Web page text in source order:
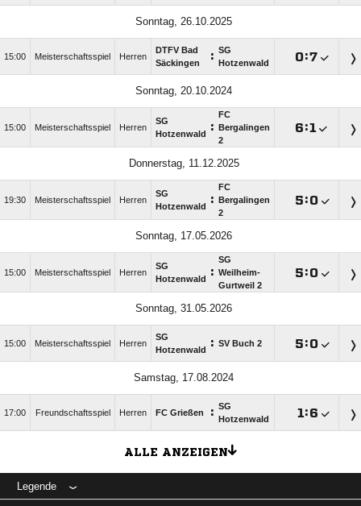
Sonntag, 26.10.2025
15:00 Meisterschaftsspiel Herren
DTFV Bad
Säckingen
: SG
Hotzenwald
:
Sonntag, 20.10.2024
15:00 Meisterschaftsspiel Herren
SG
Hotzenwald
:
FC
Bergalingen
2
:
Donnerstag, 11.12.2025
19:30 Meisterschaftsspiel Herren
SG
Hotzenwald
:
FC
Bergalingen
2
:
Sonntag, 17.05.2026
15:00 Meisterschaftsspiel Herren
SG
Hotzenwald
:
SG
Weilheim-
Gurtweil 2
:
Sonntag, 31.05.2026
15:00 Meisterschaftsspiel Herren
SG
Hotzenwald
: SV Buch 2 :
Samstag, 17.08.2024
17:00 Freundschaftsspiel Herren FC Grießen : SG
Hotzenwald
:
ALLE ANZEIGEN
Legende